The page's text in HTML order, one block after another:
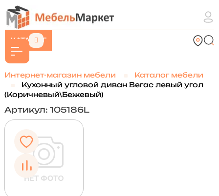
КАТАЛОГ
Интернет-магазин мебели
Каталог мебели
Кухонный угловой диван Вегас левый угол
(Коричневый\Бежевый)
Артикул: 105186L